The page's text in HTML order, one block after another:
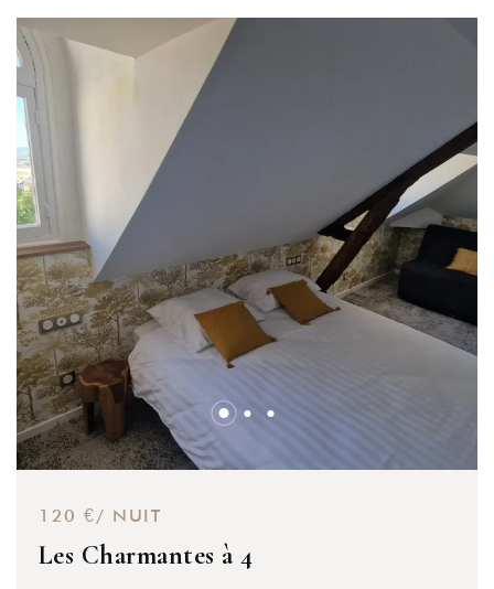
120 €/ NUIT
Les Charmantes à 4